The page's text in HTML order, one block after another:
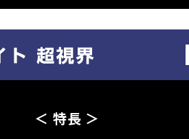
＜ 特長 ＞